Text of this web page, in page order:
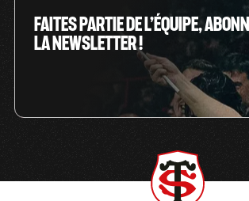
FAITES PARTIE DE L’ÉQUIPE,
LA NEWSLETTER !